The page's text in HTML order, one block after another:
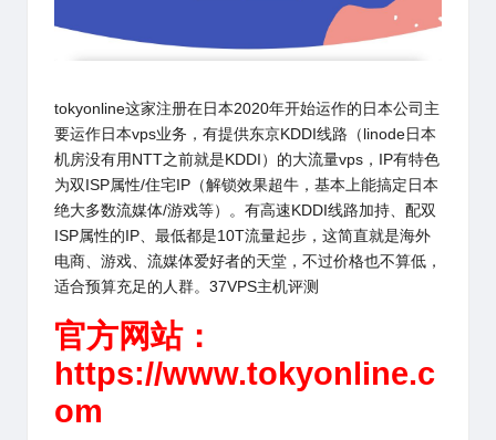
tokyonline这家注册在日本2020年开始运作的日本公司主
要运作日本vps业务，有提供东京KDDI线路（linode日本
机房没有用NTT之前就是KDDI）的大流量vps，IP有特色
为双ISP属性/住宅IP（解锁效果超牛，基本上能搞定日本
绝大多数流媒体/游戏等）。有高速KDDI线路加持、配双
ISP属性的IP、最低都是10T流量起步，这简直就是海外
电商、游戏、流媒体爱好者的天堂，不过价格也不算低，
适合预算充足的人群。37VPS主机评测
官方网站：
https://www.tokyonline.c
om